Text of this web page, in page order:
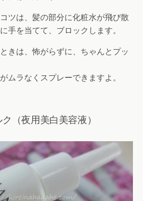
ツは、髪の部分に化粧水が飛び散
手を当てて、ブロックします。
きは、怖がらずに、ちゃんとプッ
ムラなくスプレーできますよ。
（夜用美白美容液）